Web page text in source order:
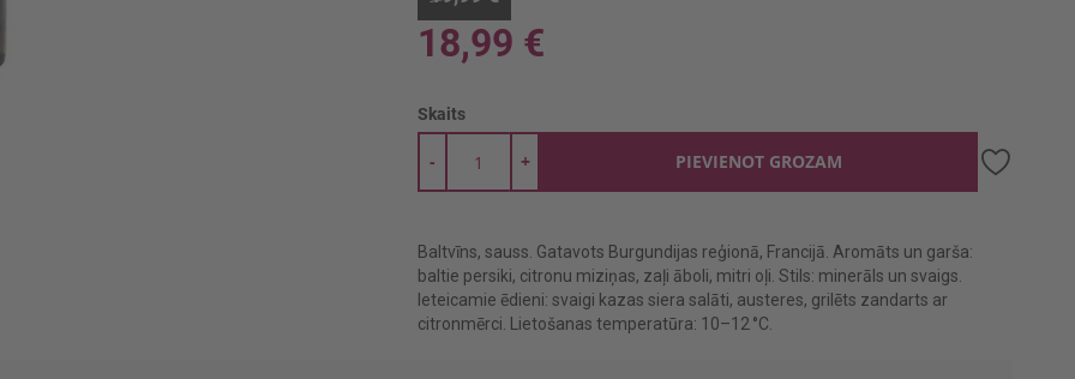
18,99 €
Skaits
+
- PIEVIENOT GROZAM
Baltvīns, sauss. Gatavots Burgundijas reģionā, Francijā. Aromāts un garša:
baltie persiki, citronu miziņas, zaļi āboli, mitri oļi. Stils: minerāls un svaigs.
Ieteicamie ēdieni: svaigi kazas siera salāti, austeres, grilēts zandarts ar
citronmērci. Lietošanas temperatūra: 10–12 °C.